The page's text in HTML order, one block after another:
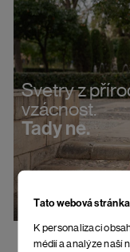
Tato webová
K personalizaci
médií a analýze naší
Svetry z
vzácnost.
Tady ne.